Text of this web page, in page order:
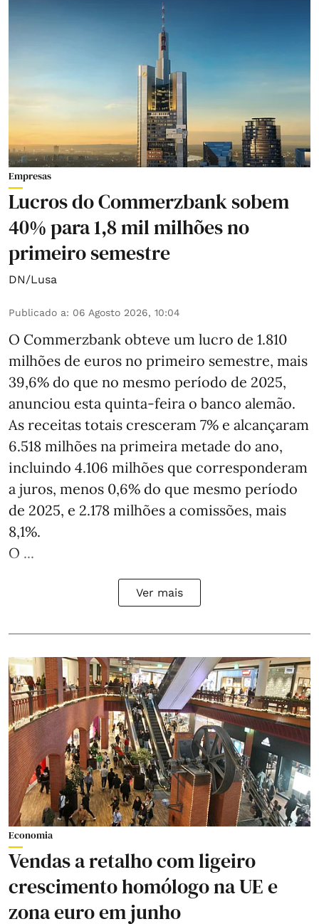
Empresas
Lucros do Commerzbank sobem
40% para 1,8 mil milhões no
primeiro semestre
DN/Lusa
Publicado a: 06 Agosto 2026, 10:04
O Commerzbank obteve um lucro de 1.810
milhões de euros no primeiro semestre, mais
39,6% do que no mesmo período de 2025,
anunciou esta quinta-feira o banco alemão.
As receitas totais cresceram 7% e alcançaram
6.518 milhões na primeira metade do ano,
incluindo 4.106 milhões que corresponderam
a juros, menos 0,6% do que mesmo período
de 2025, e 2.178 milhões a comissões, mais
8,1%.
O ...
Ver mais
Economia
Vendas a retalho com ligeiro
crescimento homólogo na UE e
zona euro em junho